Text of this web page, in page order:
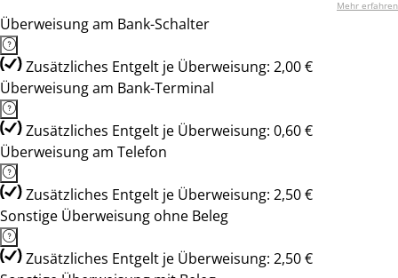
Mehr erfahren
Überweisung am Bank-Schalter
Zusätzliches Entgelt je Überweisung: 2,00 €
Überweisung am Bank-Terminal
Zusätzliches Entgelt je Überweisung: 0,60 €
Überweisung am Telefon
Zusätzliches Entgelt je Überweisung: 2,50 €
Sonstige Überweisung ohne Beleg
Zusätzliches Entgelt je Überweisung: 2,50 €